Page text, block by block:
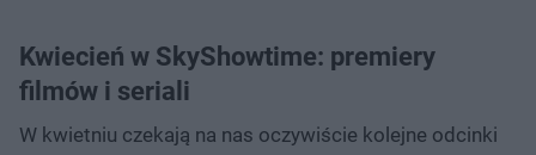
Kwiecień w SkyShowtime: premiery
filmów i seriali
W kwietniu czekają na nas oczywiście kolejne odcinki